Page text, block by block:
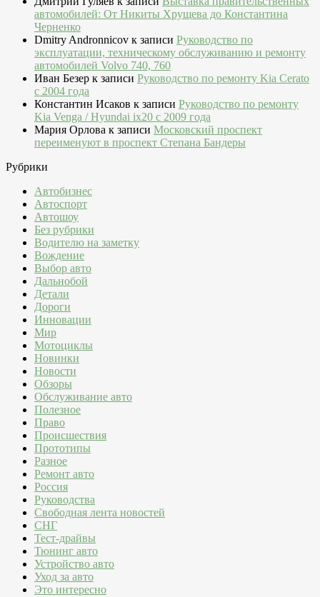
автомобилей: От Никиты Хрущева до Константина
Черненко
Dmitry Andronnicov к записи Руководство по
эксплуатации, техническому обслуживанию и ремонту
автомобилей Volvo 740, 760
Иван Безер к записи Руководство по ремонту Kia Cerato
c 2004 года
Константин Исаков к записи Руководство по ремонту
Kia Venga / Hyundai ix20 c 2009 года
Мария Орлова к записи Московский проспект
переименуют в проспект Степана Бандеры
Рубрики
Автобизнес
Автоспорт
Автошоу
Без рубрики
Водителю на заметку
Вождение
Выбор авто
Дальнобой
Детали
Дороги
Инновации
Мир
Мотоциклы
Новинки
Новости
Обзоры
Обслуживание авто
Полезное
Право
Происшествия
Прототипы
Разное
Ремонт авто
Россия
Руководства
Свободная лента новостей
СНГ
Тест-драйвы
Тюнинг авто
Устройство авто
Уход за авто
Это интересно